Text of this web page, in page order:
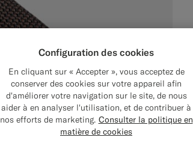
Configuration des cookies
En cliquant sur « Accepter », vous acceptez de
conserver des cookies sur votre appareil afin
d'améliorer votre navigation sur le site, de nous
aider à en analyser l'utilisation, et de contribuer à
nos efforts de marketing. Consulter la politique en
matière de cookies